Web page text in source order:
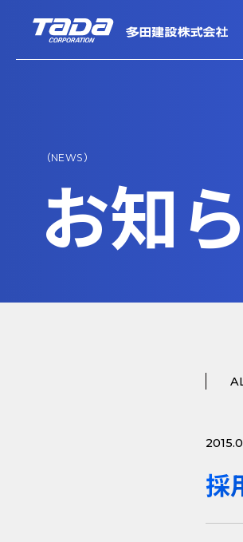
（NEWS）
お知
採